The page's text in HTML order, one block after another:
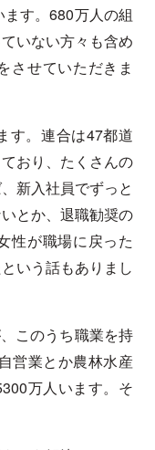
す。680万人の組
いない方々も含め
させていただきま
す。連合は47都道
おり、たくさんの
新入社員でずっと
とか、退職勧奨の
性が職場に戻った
いう話もありまし
このうち職業を持
営業とか農林水産
万人います。そ